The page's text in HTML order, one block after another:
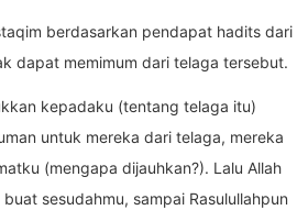
berdasarkan pendapat hadits dari
dapat memimum dari telaga tersebut.
kepadaku (tentang telaga itu)
untuk mereka dari telaga, mereka
(mengapa dijauhkan?). Lalu Allah
sesudahmu, sampai Rasulullahpun